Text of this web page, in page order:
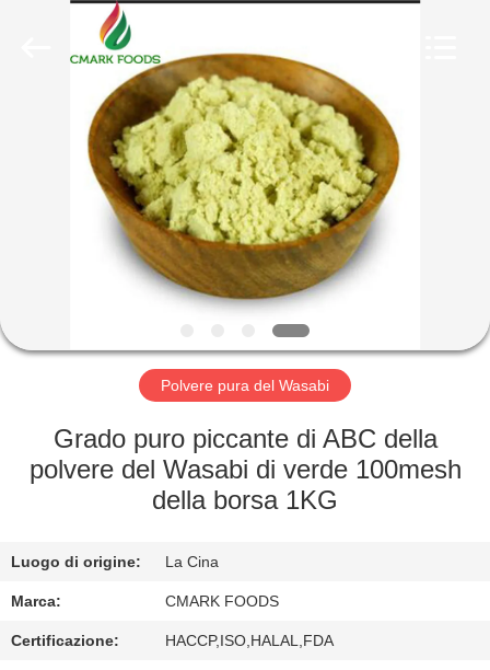
CASA.
PRODOTTI
VISITA
FABBRICA
CONTROLLO
QUALITÀ
CONTATTACI
Polvere pura del Wasabi
Grado puro piccante di ABC della
polvere del Wasabi di verde 100mesh
della borsa 1KG
Luogo di origine: La Cina
Marca: CMARK FOODS
Certificazione: HACCP,ISO,HALAL,FDA